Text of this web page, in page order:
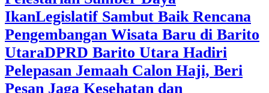
IkanLegislatif Sambut Baik Rencana
Pengembangan Wisata Baru di Barito
UtaraDPRD Barito Utara Hadiri
Pelepasan Jemaah Calon Haji, Beri
Pesan Jaga Kesehatan dan